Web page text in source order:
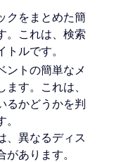
クをまとめた簡
。これは、検索
ルです。
ントの簡単なメ
す。これは、
るかどうかを判
、異なるディス
あります。